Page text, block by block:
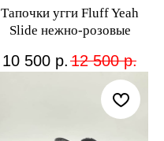
Тапочки угги Fluff Yeah
Slide нежно-розовые
10 500 р. 12 500 р.